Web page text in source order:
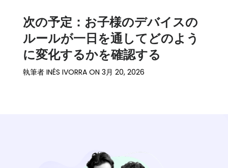
次の予定：お子様のデバイスの
ルールが一日を通してどのよう
に変化するかを確認する
執筆者 INÉS IVORRAON 3月 20, 2026